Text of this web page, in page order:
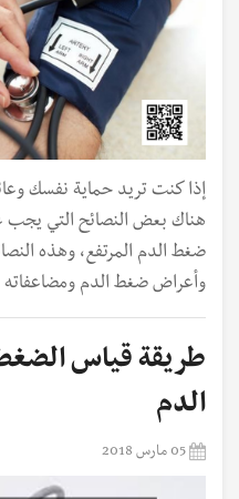
إذا كنت تريد حماية نفسك
هناك بعض النصائح التي يجب
ضغط الدم المرتفع، وهذه
وأعراض ضغط الدم ومضاعفاته
طريقة قياس
الدم
05 مارس 2018